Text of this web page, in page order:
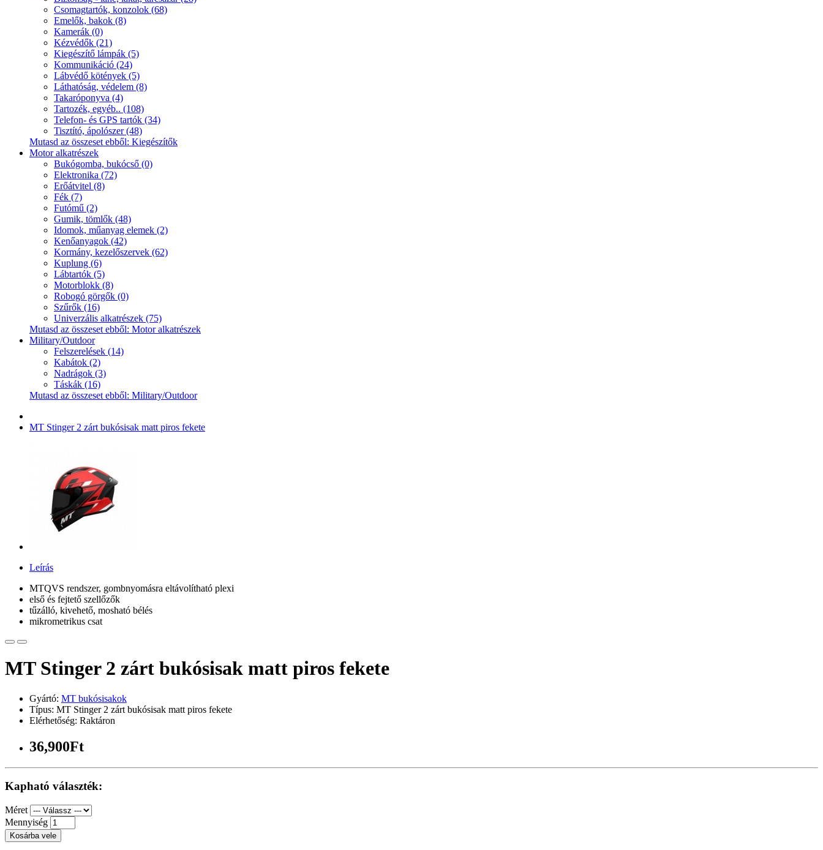
Csomagtartók, konzolok (68)
Emelők, bakok (8)
Kamerák (0)
Kézvédők (21)
Kiegészítő lámpák (5)
Kommunikáció (24)
Lábvédő kötények (5)
Láthatóság, védelem (8)
Takaróponyva (4)
Tartozék, egyéb.. (108)
Telefon- és GPS tartók (34)
Tisztító, ápolószer (48)
Mutasd az összeset ebből: Kiegészítők
Motor alkatrészek
Bukógomba, bukócső (0)
Elektronika (72)
Erőátvitel (8)
Fék (7)
Futómű (2)
Gumik, tömlők (48)
Idomok, műanyag elemek (2)
Kenőanyagok (42)
Kormány, kezelőszervek (62)
Kuplung (6)
Lábtartók (5)
Motorblokk (8)
Robogó görgők (0)
Szűrők (16)
Univerzális alkatrészek (75)
Mutasd az összeset ebből: Motor alkatrészek
Military/Outdoor
Felszerelések (14)
Kabátok (2)
Nadrágok (3)
Táskák (16)
Mutasd az összeset ebből: Military/Outdoor
MT Stinger 2 zárt bukósisak matt piros fekete
Leírás
MTQVS rendszer, gombnyomásra eltávolítható plexi
első és fejtető szellőzők
tűzálló, kivehető, mosható bélés
mikrometrikus csat
MT Stinger 2 zárt bukósisak matt piros fekete
Gyártó: MT bukósisakok
Típus: MT Stinger 2 zárt bukósisak matt piros fekete
Elérhetőség: Raktáron
36,900Ft
Kapható választék:
Méret
Mennyiség
Kosárba vele